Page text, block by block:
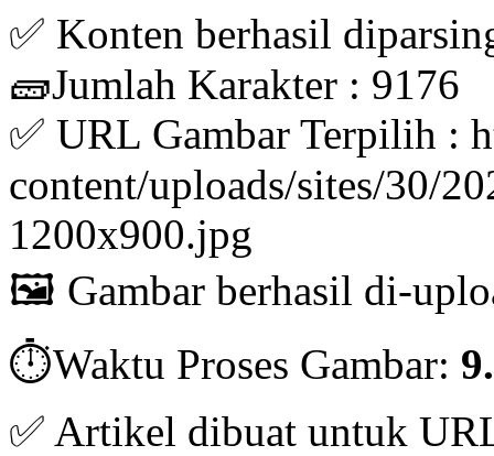
✅ Konten berhasil
🧱Jumlah Karakter : 9176
✅ URL Gambar Terpilih :
content/uploads/sites/30/
1200x900.jpg
🖼️ Gambar berhasil di-
⏱️Waktu Proses Gambar:
✅ Artikel dibuat untuk